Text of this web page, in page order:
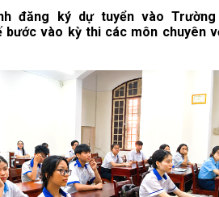
đăng ký dự tuyển vào Trường
bước vào kỳ thi các môn chuyên